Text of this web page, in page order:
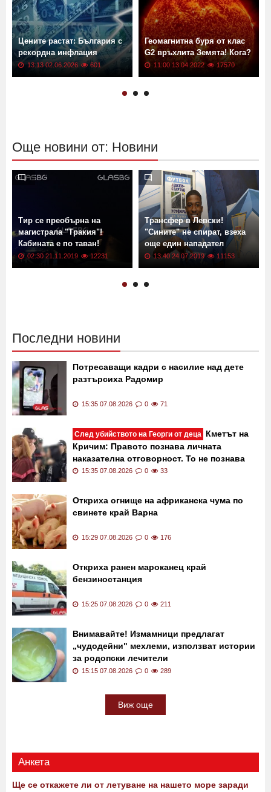
Цените растат: България с
рекордна инфлация
13:13 02.06.2026 601
Геомагнитна буря от клас
G2 връхлита Земята! Кога?
11:00 13.04.2022 17570
Още новини от: Новини
Тир се преобърна на
магистрала "Тракия"!
Кабината е по таван!
02:30 21.11.2019 12231
Трансфер в Левски!
"Сините" не спират, взеха
още един нападател
13:40 24.07.2019 11153
Последни новини
Потресаващи кадри с насилие над дете
разтърсиха Радомир
15:35 07.08.2026 0 71
След убийството на Георги от деца Кметът на
Кричим: Правото познава личната
наказателна отговорност. То не познава
колективната вина
15:35 07.08.2026 0 33
Откриха огнище на африканска чума по
свинете край Варна
15:29 07.08.2026 0 176
Откриха ранен мароканец край
бензиностанция
15:25 07.08.2026 0 211
Внимавайте! Измамници предлагат
„чудодейни" мехлеми, използват истории
за родопски лечители
15:15 07.08.2026 0 289
Виж още
Анкета
Ще се откажете ли от летуване на нашето море заради